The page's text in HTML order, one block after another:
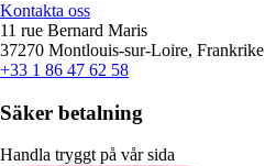
Kontakta oss
11 rue Bernard Maris
37270 Montlouis-sur-Loire, Frankrike
+33 1 86 47 62 58
Säker betalning
Handla tryggt på vår sida